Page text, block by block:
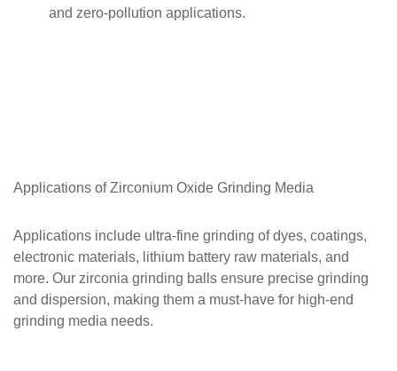
and zero-pollution applications.
Applications ofZirconium Oxide Grinding Media
Applications include ultra-fine grinding of dyes, coatings,
electronic materials, lithium battery raw materials, and
more. Our zirconia grinding balls ensure precise grinding
and dispersion, making them a must-have for high-end
grinding media needs.